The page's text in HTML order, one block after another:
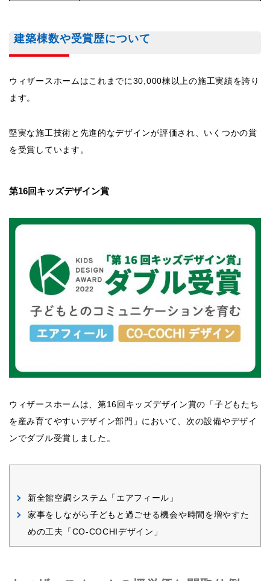
建築棟数や受賞歴について
ウィザースホームはこれまでに30,000棟以上の施工実績を誇り
ます。
堅実な施工技術と先進的なデザインが評価され、いくつかの賞
を受賞しています。
第16回キッズデザイン賞
ウィザースホームは、第16回キッズデザイン賞の「子どもたち
を産み育てやすいデザイン部門」において、次の設備やデザイ
ンでダブル受賞しました。
新全館空調システム「エアフィール」
家事をしながら子どもと過ごせる機会や時間を増やすた
めの工夫「CO-COCHIデザイン」